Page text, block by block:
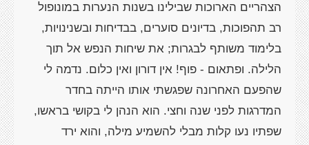
הצהריים הארוכות שבילינו בשנות הנערות במונופול
רב תהפוכות, בדיונים סוערים, בבדיחות ובשנינויות,
בלימוד משותף לבגרות; את שיחות הנפש אל תוך
הלילה. ופתאום - פוף! אין דורון ואין כלום. נדמה לי
שהפעם האחרונה שפגשתי אותו הייתה בחדר
המדרגות לפני שנה וחצי. הוא הנהן לי בקושי בראשו,
שפתיו נעו קלות מבלי להשמיע מילה, והוא ירד